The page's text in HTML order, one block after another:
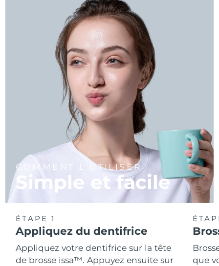
COMMENT L'UTILISER
Simple et facile
ÉTAPE 1
Appliquez du dentifrice
Appliquez votre dentifrice sur la tête
de brosse issa™. Appuyez ensuite sur
que